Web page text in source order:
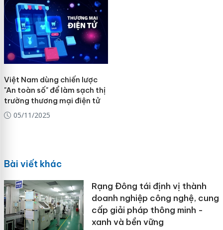
Việt Nam dùng chiến lược
"An toàn số" để làm sạch thị
trường thương mại điện tử
05/11/2025
Bài viết khác
Rạng Đông tái định vị thành
doanh nghiệp công nghệ, cung
cấp giải pháp thông minh -
xanh và bền vững